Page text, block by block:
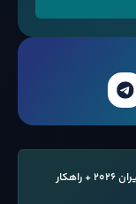
بازی های تحریم شده برای ایران ۲۰۲۶ + راهکار